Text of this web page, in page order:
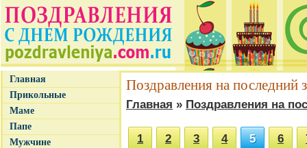
Главная
Прикольные
Маме
Папе
Мужчине
Поздравления на последний
Главная » Поздравления на
1 2 3 4 5 6